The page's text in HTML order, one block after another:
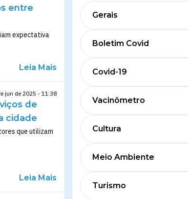
entre
expectativa
Leia Mais
jun de 2025 - 11:38
de
cidade
que utilizam
Leia Mais
Gerais
Boletim Covid
Covid-19
Vacinômetro
Cultura
Meio Ambiente
Turismo